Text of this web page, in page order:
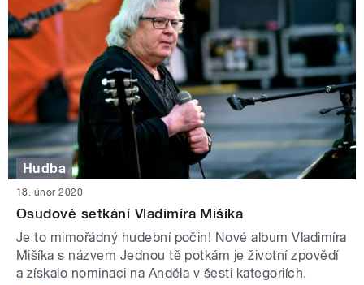
Hudba
18. únor 2020
Osudové setkání Vladimíra Mišíka
Je to mimořádný hudební počin! Nové album Vladimíra
Mišíka s názvem Jednou tě potkám je životní zpovědí
a získalo nominaci na Anděla v šesti kategoriích.